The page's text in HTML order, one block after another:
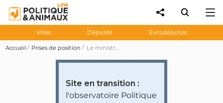
Villes Députés Eurodéputés
Accueil Prises de position Le ministre de l'Intérieur crée une division chargée de la maltraitance animale... de seulement 15 enquêteurs pour 12 000 faits constatés
Site en transition :
l'observatoire Politique